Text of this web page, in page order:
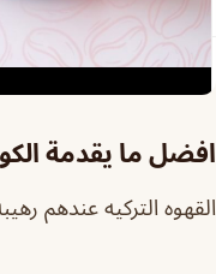
افضل ما يقدمة
القهوه التركيه عندهم